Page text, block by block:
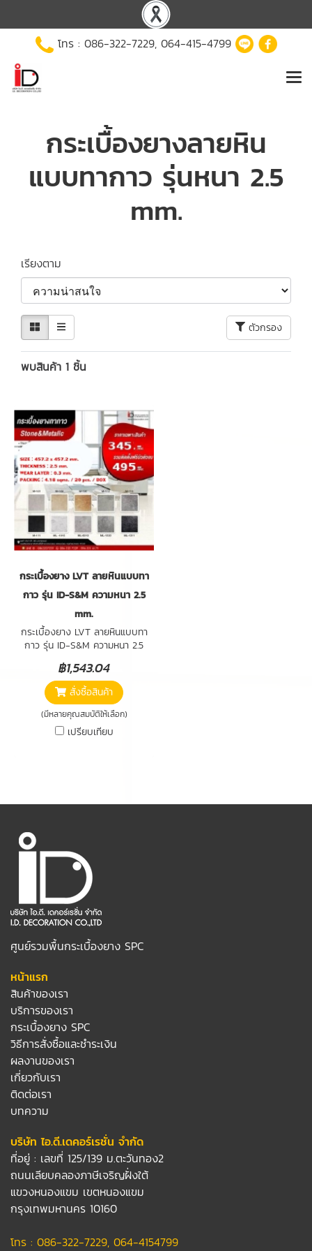
โทร : 086-322-7229, 064-415-4799
กระเบื้องยางลายหิน
แบบทากาว รุ่นหนา 2.5
mm.
เรียงตาม
ตัวกรอง
พบสินค้า 1 ชิ้น
กระเบื้องยาง LVT ลายหินแบบทา
กาว รุ่น ID-S&M ความหนา 2.5
mm.
กระเบื้องยาง LVT ลายหินแบบทา
กาว รุ่น ID-S&M ความหนา 2.5
THICKNESS : 2.5 mm. WEAR
LAYER : 0.3 mm. PACKING :
4.18 sqms. / 20 pcs. / BOX
฿1,543.04
สั่งซื้อสินค้า
(มีหลายคุณสมบัติให้เลือก)
เปรียบเทียบ
ศูนย์รวมพื้นกระเบื้องยาง SPC
หน้าแรก
สินค้าของเรา
บริการของเรา
กระเบื้องยาง SPC
วิธีการสั่งซื้อและชำระเงิน
ผลงานของเรา
เกี่ยวกับเรา
ติดต่อเรา
บทความ
บริษัท ไอ.ดี.เดคอร์เรชั่น จำกัด
ที่อยู่ : เลขที่ 125/139 ม.ตะวันทอง2
ถนนเลียบคลองภาษีเจริญฝั่งใต้
แขวงหนองแขม เขตหนองแขม
กรุงเทพมหานคร 10160
โทร : 086-322-7229, 064-4154799